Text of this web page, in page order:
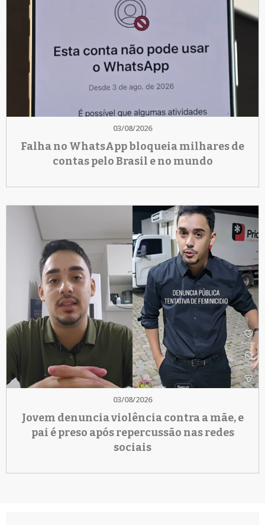
03/08/2026
Falha no WhatsApp bloqueia milhares de
contas pelo Brasil e no mundo
03/08/2026
Jovem denuncia violência contra a mãe, e
pai é preso após repercussão nas redes
sociais